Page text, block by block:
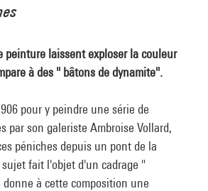
peinture laissent exploser la couleur
à des " bâtons de dynamite".
pour y peindre une série de
par son galeriste Ambroise Vollard,
péniches depuis un pont de la
sujet fait l'objet d'un cadrage "
à cette composition une